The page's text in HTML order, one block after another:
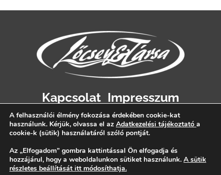
Kapcsolat Impresszum
Adatvédelem
A felhasználói élmény fokozása érdekében cookie-kat
használunk. Kérjük, olvassa el az Adatkezelési tájékoztató a
cookie-k (sütik) használatáról szóló pontját.
Az „Elfogadom” gombra kattintással Ön elfogadja és
hozzájárul, hogy a weboldalunkon sütiket használunk. A sütik
részletes beállítását itt módosíthatja.